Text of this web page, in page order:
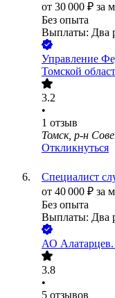
от 30 000 ₽ за
Без опыта
Выплаты: Два
Управление
Томской
3.2
•
1 отзыв
Томск, р-н
Откликнуться
Специалист
от 40 000 ₽ за
Без опыта
Выплаты: Два
АО
3.8
•
5 отзывов